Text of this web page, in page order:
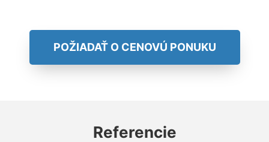
POŽIADAŤ O CENOVÚ PONUKU
Referencie